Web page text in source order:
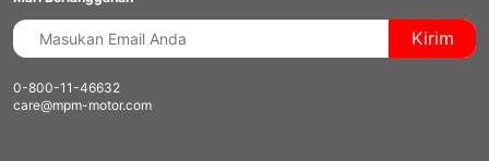
Kirim
0-800-11-46632
care@mpm-motor.com